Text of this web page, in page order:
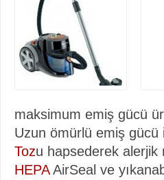
maksimum emiş gücü
Uzun ömürlü emiş gücü
Tozu hapsederek alerjik
HEPAAirSeal ve